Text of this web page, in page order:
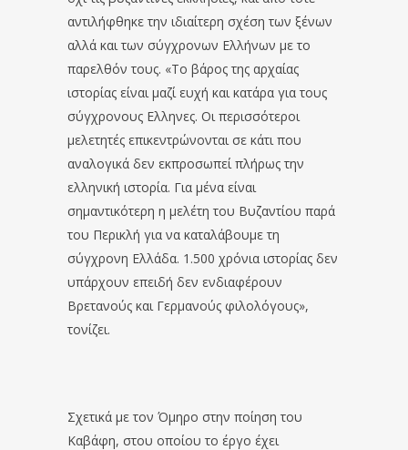
αντιλήφθηκε την ιδιαίτερη σχέση των ξένων
αλλά και των σύγχρονων Ελλήνων με το
παρελθόν τους. «Το βάρος της αρχαίας
ιστορίας είναι μαζί ευχή και κατάρα για τους
σύγχρονους Ελληνες. Οι περισσότεροι
μελετητές επικεντρώνονται σε κάτι που
αναλογικά δεν εκπροσωπεί πλήρως την
ελληνική ιστορία. Για μένα είναι
σημαντικότερη η μελέτη του Βυζαντίου παρά
του Περικλή για να καταλάβουμε τη
σύγχρονη Ελλάδα. 1.500 χρόνια ιστορίας δεν
υπάρχουν επειδή δεν ενδιαφέρουν
Βρετανούς και Γερμανούς φιλολόγους»,
τονίζει.
Σχετικά με τον Όμηρο στην ποίηση του
Καβάφη, στου οποίου το έργο έχει